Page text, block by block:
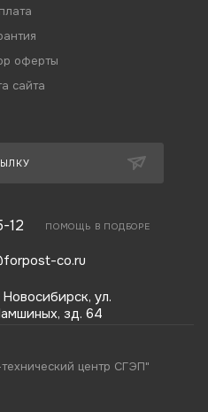
оферты
сайта
12 ПОМОЩЬ В ПОДБОРЕ
co.ru
ул.
зд. 64
центр СГЭП"